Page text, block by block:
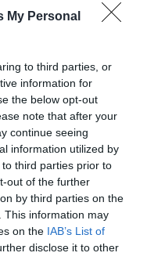
My Personal
to third parties, or
information for
the below opt-out
note that after your
continue seeing
information utilized by
third parties prior to
out of the further
by third parties on the
This information may
on the IAB’s List of
disclose it to other
εκδήλωση
καλλιτέχνη
Αραβικών
Πέμπτη...